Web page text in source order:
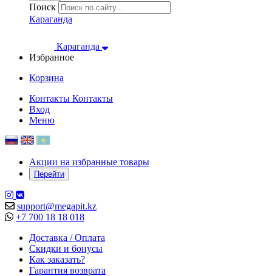
Поиск
Караганда
Караганда
Избранное
Корзина
Контакты Контакты
Вход
Меню
Акции на избранные товары
Перейти
support@megapit.kz
+7 700 18 18 018
Доставка / Оплата
Скидки и бонусы
Как заказать?
Гарантия возврата